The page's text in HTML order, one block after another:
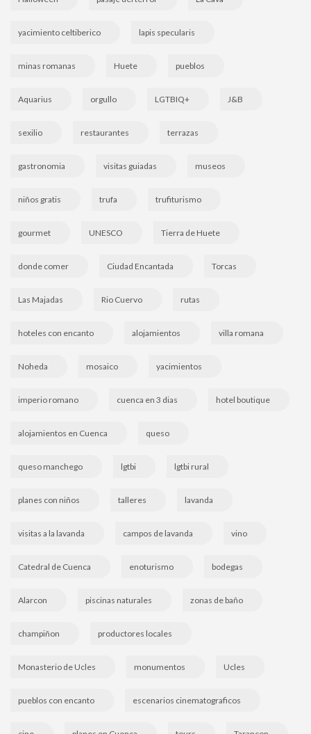
yacimiento celtiberico lapis specularis
minas romanas Huete pueblos
Aquarius orgullo LGTBIQ+ J&B
sexilio restaurantes terrazas
gastronomia visitas guiadas museos
niños gratis trufa trufiturismo
gourmet UNESCO Tierra de Huete
donde comer Ciudad Encantada Torcas
Las Majadas Rio Cuervo rutas
hoteles con encanto alojamientos villa romana
Noheda mosaico yacimientos
imperio romano cuenca en 3 dias hotel boutique
alojamientos en Cuenca queso
queso manchego lgtbi lgtbi rural
planes con niños talleres lavanda
visitas a la lavanda campos de lavanda vino
Catedral de Cuenca enoturismo bodegas
Alarcon piscinas naturales zonas de baño
champiñon productores locales
Monasterio de Ucles monumentos Ucles
pueblos con encanto escenarios cinematograficos